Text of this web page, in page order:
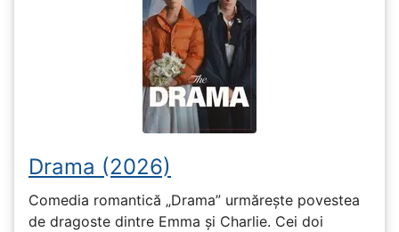
Drama (2026)
Comedia romantică „Drama” urmărește povestea
de dragoste dintre Emma și Charlie. Cei doi